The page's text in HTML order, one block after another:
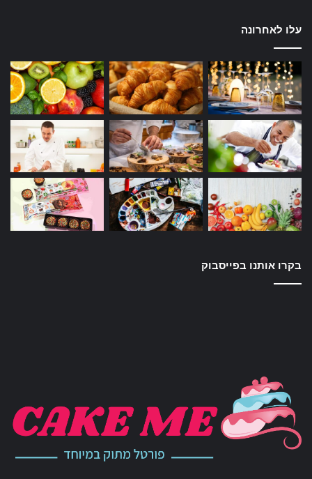
עלו לאחרונה
בקרו אותנו בפייסבוק